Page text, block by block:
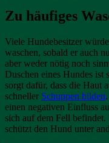
Zu häufiges
Viele Hundebesitzer
waschen, sobald er auch
aber weder nötig noch
Duschen eines Hundes ist
sorgt dafür, dass die Haut
schneller Schuppen bilden
einen negativen Einfluss
sich auf dem Fell befindet.
schützt den Hund unter